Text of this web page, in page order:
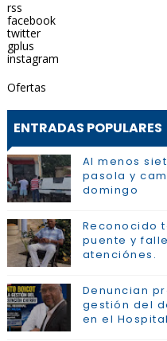
rss
facebook
twitter
gplus
instagram
Ofertas
ENTRADAS POPULARES
Al menos
pasola y
domingo
Reconocido
puente y
atenciónes.
Denuncian
gestión del
en el